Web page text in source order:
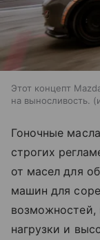
Этот концепт
на выносливость.
Гоночные
строгих
от масел для
машин для
нагрузки и